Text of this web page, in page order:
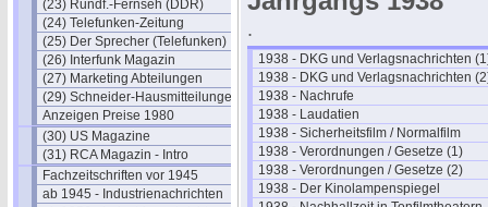
(23) Rundf.-Fernseh (DDR)
(24) Telefunken-Zeitung
(25) Der Sprecher (Telefunken)
(26) Interfunk Magazin
(27) Marketing Abteilungen
(29) Schneider-Hausmitteilungen
Anzeigen Preise 1980
(30) US Magazine
(31) RCA Magazin - Intro
Fachzeitschriften vor 1945
ab 1945 - Industrienachrichten
.
1938 - DKG und Verlagsnachrichten
1938 - DKG und Verlagsnachrichten
1938 - Nachrufe
1938 - Laudatien
1938 - Sicherheitsfilm / Normalfilm
1938 - Verordnungen / Gesetze (1)
1938 - Verordnungen / Gesetze (2)
1938 - Der Kinolampenspiegel